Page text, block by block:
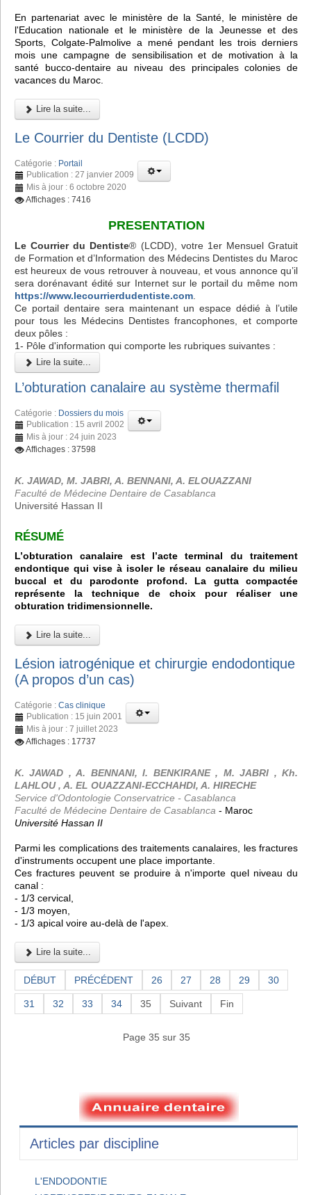
En partenariat avec le ministère de la Santé, le ministère de
l'Education nationale et le ministère de la Jeunesse et des
Sports, Colgate-Palmolive a mené pendant les trois derniers
mois une campagne de sensibilisation et de motivation à la
santé bucco-dentaire au niveau des principales colonies de
vacances du Maroc.
Lire la suite...
Le Courrier du Dentiste (LCDD)
Catégorie : Portail
Publication : 27 janvier 2009
Mis à jour : 6 octobre 2020
Affichages : 7416
PRESENTATION
Le Courrier du Dentiste® (LCDD), votre 1er Mensuel Gratuit
de Formation et d’Information des Médecins Dentistes du Maroc
est heureux de vous retrouver à nouveau, et vous annonce qu’il
sera dorénavant édité sur Internet sur le portail du même nom
https://www.lecourrierdudentiste.com
Ce portail dentaire sera maintenant un espace dédié à l’utile
pour tous les Médecins Dentistes francophones, et comporte
deux pôles :
1- Pôle d'information qui comporte les rubriques suivantes :
Lire la suite...
L’obturation canalaire au système thermafil
Catégorie : Dossiers du mois
Publication : 15 avril 2002
Mis à jour : 24 juin 2023
Affichages : 37598
K. JAWAD, M. JABRI, A. BENNANI, A. ELOUAZZANI
Faculté de Médecine Dentaire de Casablanca
Université Hassan II
RÉSUMÉ
L’obturation canalaire est l’acte terminal du traitement
endontique qui vise à isoler le réseau canalaire du milieu
buccal et du parodonte profond. La gutta compactée
représente la technique de choix pour réaliser une
obturation tridimensionnelle.
Lire la suite...
Lésion iatrogénique et chirurgie endodontique
(A propos d’un cas)
Catégorie : Cas clinique
Publication : 15 juin 2001
Mis à jour : 7 juillet 2023
Affichages : 17737
K. JAWAD , A. BENNANI, I. BENKIRANE , M. JABRI , Kh.
LAHLOU , A. EL OUAZZANI-ECCHAHDI, A. HIRECHE
Service d'Odontologie Conservatrice - Casablanca
Faculté de Médecine Dentaire de Casablanca - Maroc
Université Hassan II
Parmi les complications des traitements canalaires, les fractures
d'instruments occupent une place importante.
Ces fractures peuvent se produire à n'importe quel niveau du
canal :
- 1/3 cervical,
- 1/3 moyen,
- 1/3 apical voire au-delà de l'apex.
Lire la suite...
DÉBUT PRÉCÉDENT 26 27 28 29 30
31 32 33 34 35 Suivant Fin
Page 35 sur 35
Articles par discipline
L'ENDODONTIE